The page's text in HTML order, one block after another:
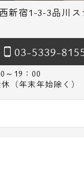
新宿1-3-3品川
03-5339-
～19：00
（年末年始除く）